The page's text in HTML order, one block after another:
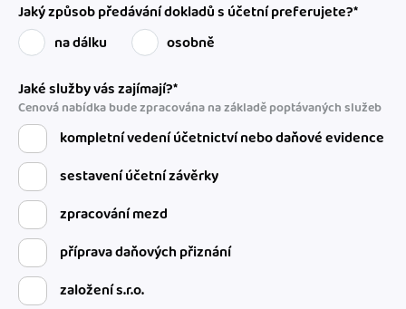
Jaký způsob předávání dokladů s účetní preferujete?*
na dálku
osobně
Jaké služby vás zajímají?*
Cenová nabídka bude zpracována na základě poptávaných služeb
kompletní vedení účetnictví nebo daňové evidence
sestavení účetní závěrky
zpracování mezd
příprava daňových přiznání
založení s.r.o.